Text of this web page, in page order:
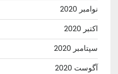
نوامبر 2020
اکتبر 2020
سپتامبر 2020
آگوست 2020